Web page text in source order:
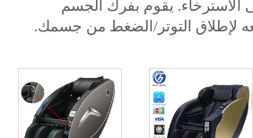
الاسترخاء. يقوم بفرك الجسم
لإطلاق التوتر/الضغط من جسمك.